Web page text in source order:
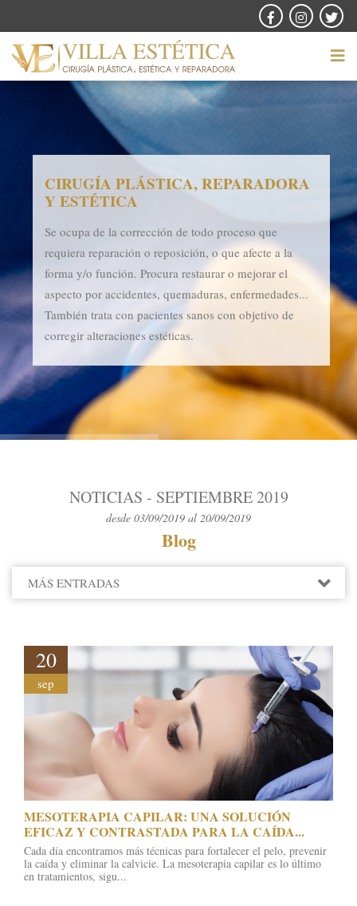
CIRUGÍA PLÁSTICA, REPARADORA
Y ESTÉTICA
Se ocupa de la corrección de todo proceso que
requiera reparación o reposición, o que afecte a la
forma y/o función. Procura restaurar o mejorar el
aspecto por accidentes, quemaduras, enfermedades...
También trata con pacientes sanos con objetivo de
corregir alteraciones estéticas.
NOTICIAS - SEPTIEMBRE 2019
desde 03/09/2019 al 20/09/2019
Blog
MÁS ENTRADAS
2020
2019
DICIEMBRE
NOVIEMBRE
OCTUBRE
SEPTIEMBRE
AGOSTO
MARZO
20
sep
MESOTERAPIA CAPILAR: UNA SOLUCIÓN
EFICAZ Y CONTRASTADA PARA LA CAÍDA...
Cada día encontramos más técnicas para fortalecer el pelo, prevenir
la caída y eliminar la calvicie. La mesoterapia capilar es lo último
en tratamientos, sigu...